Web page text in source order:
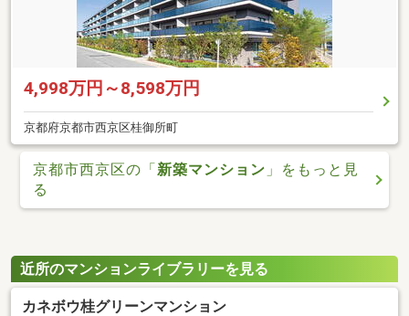
4,998万円～8,598万円
京都府京都市西京区桂御所町
京都市西京区の「新築マンション 」をもっと見
る
近所のマンションライブラリーを見る
カネボウ桂グリーンマンション